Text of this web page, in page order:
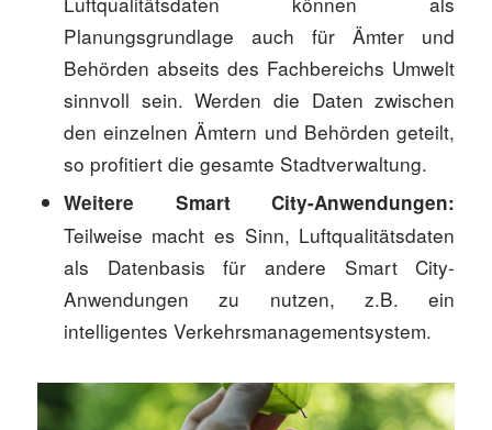
Planungsgrundlage auch für Ämter und
Behörden abseits des Fachbereichs Umwelt
sinnvoll sein. Werden die Daten zwischen
den einzelnen Ämtern und Behörden geteilt,
so profitiert die gesamte Stadtverwaltung.
Weitere Smart City-Anwendungen:
Teilweise macht es Sinn, Luftqualitätsdaten
als Datenbasis für andere Smart City-
Anwendungen zu nutzen, z.B. ein
intelligentes Verkehrsmanagementsystem.